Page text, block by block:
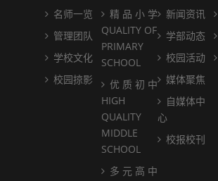
名师一览
管理团队
学校文化
校园掠影
精 品 小 学
QUALITY OF
PRIMARY
SCHOOL
优 质 初 中
HIGH
QUALITY
MIDDLE
SCHOOL
多 元 高 中
新闻资讯
学部动态
校园活动
媒体聚焦
自媒体中
心
校报校刊